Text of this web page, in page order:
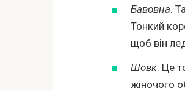
Бавовна.
Тонкий
щоб він
Шовк. Це
жіночого